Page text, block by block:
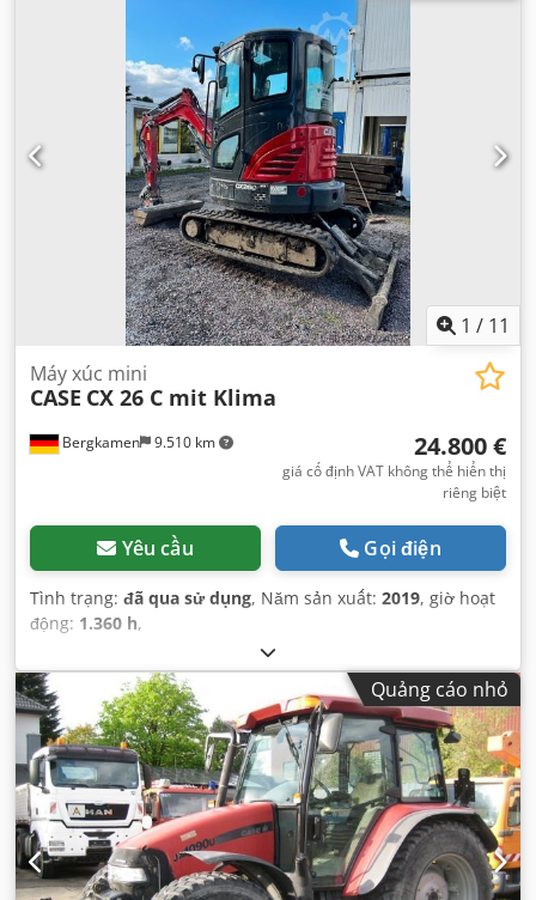
1 / 11
Bergkamen 9.510 km
Máy xúc mini
CASE CX 26 C mit Klima
24.800 €
giá cố định VAT không thể hiển thị
riêng biệt
Yêu cầu Gọi điện
Tình trạng: đã qua sử dụng, Năm sản xuất: 2019, giờ hoạt
động: 1.360 h,
Quảng cáo nhỏ